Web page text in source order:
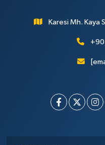
Karesi Mh. Kaya
+90